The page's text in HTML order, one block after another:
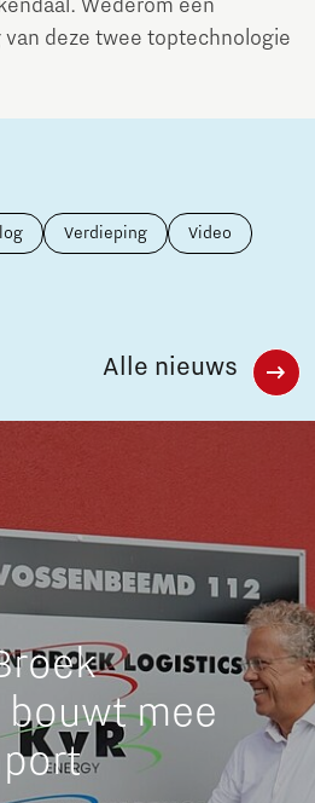
Wederom een
deze twee toptechnologie
Verdieping Video
mee
Alle nieuws